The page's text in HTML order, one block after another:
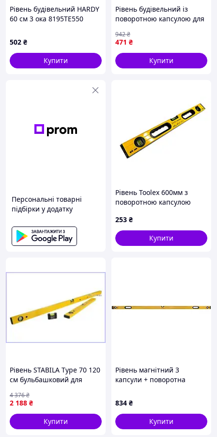
Рівень будівельний HARDY
60 см 3 ока 8195TE550
502 ₴
Купити
Рівень будівельний із
поворотною капсулою для
ручками 80 см ТМ Sigma
471 ₴
942₴
Купити
Персональні товарні
підбірки у додатку
Рівень Toolex 600мм з
поворотною капсулою
253 ₴
Купити
Рівень STABILA Type 70 120
см бульбашковий для
будівництві та ремонті
2 188 ₴
4 376₴
Купити
Рівень магнітний 3
капсули + поворотна
SIGMA (3717181) (в
замовленні один бренд)
834 ₴
Купити